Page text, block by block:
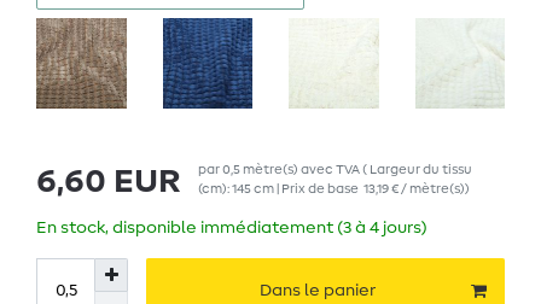
6,60 EUR par0,5 mètre(s) avec TVA( Largeur du tissu
(cm): 145 cm | Prix de base 13,19 € / mètre(s))
En stock, disponible immédiatement (3 à 4 jours)
Dans le panier